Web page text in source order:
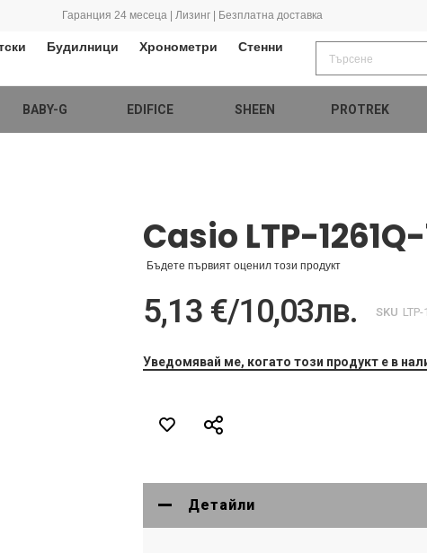
Гаранция 24 месеца | Лизинг | Безплатна доставка
Будилници Хронометри
Стенни
BABY-G EDIFICE SHEEN PROTREK
Casio LTP-
Бъдете първият оценил този продукт
5,13 €/10,03лв. SKU
Уведомявай ме, когато този продукт е в
Детайли